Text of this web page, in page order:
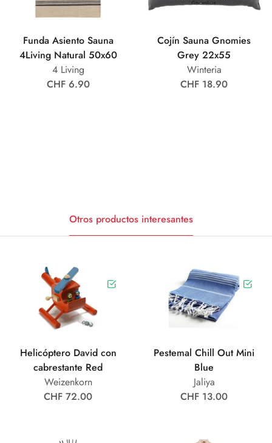
Funda Asiento Sauna
4Living Natural 50x60
4 Living
CHF 6.90
Cojín Sauna Gnomies
Grey 22x55
Winteria
CHF 18.90
Otros productos interesantes
Helicóptero David con
cabrestante Red
Weizenkorn
CHF 72.00
Pestemal Chill Out Mini
Blue
Jaliya
CHF 13.00